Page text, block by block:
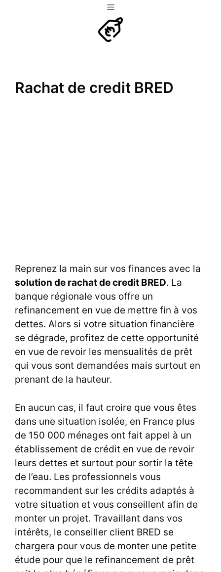
Menu
Rachat de credit BRED
Reprenez la main sur vos finances avec la
solution de rachat de credit BRED. La
banque régionale vous offre un
refinancement en vue de mettre fin à vos
dettes. Alors si votre situation financière
se dégrade, profitez de cette opportunité
en vue de revoir les mensualités de prêt
qui vous sont demandées mais surtout en
prenant de la hauteur.
En aucun cas, il faut croire que vous êtes
dans une situation isolée, en France plus
de 150 000 ménages ont fait appel à un
établissement de crédit en vue de revoir
leurs dettes et surtout pour sortir la tête
de l’eau. Les professionnels vous
recommandent sur les crédits adaptés à
votre situation et vous conseillent afin de
monter un projet. Travaillant dans vos
intérêts, le conseiller client BRED se
chargera pour vous de monter une petite
étude pour que le refinancement de prêt